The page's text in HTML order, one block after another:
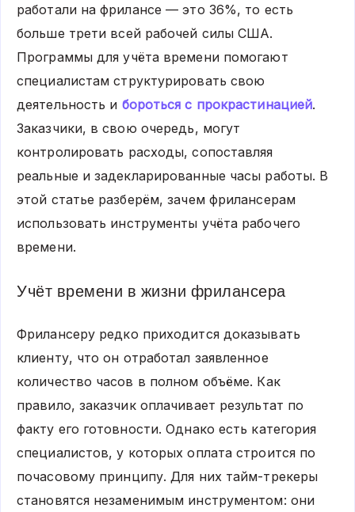
работали на фрилансе — это 36%, то есть
больше трети всей рабочей силы США.
Программы для учёта времени помогают
специалистам структурировать свою
деятельность и бороться с прокрастинацией.
Заказчики, в свою очередь, могут
контролировать расходы, сопоставляя
реальные и задекларированные часы работы. В
этой статье разберём, зачем фрилансерам
использовать инструменты учёта рабочего
времени.
Учёт времени в жизни фрилансера
Фрилансеру редко приходится доказывать
клиенту, что он отработал заявленное
количество часов в полном объёме. Как
правило, заказчик оплачивает результат по
факту его готовности. Однако есть категория
специалистов, у которых оплата строится по
почасовому принципу. Для них тайм-трекеры
становятся незаменимым инструментом: они